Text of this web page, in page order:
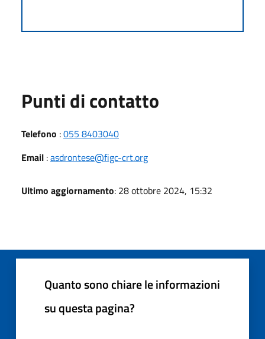
Punti di contatto
Telefono :055 8403040
Email :asdrontese@figc-crt.org
Ultimo aggiornamento: 28 ottobre 2024, 15:32
Quanto sono chiare le informazioni
su questa pagina?